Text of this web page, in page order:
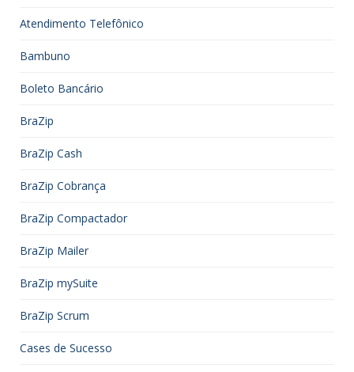
Atendimento Telefônico
Bambuno
Boleto Bancário
BraZip
BraZip Cash
BraZip Cobrança
BraZip Compactador
BraZip Mailer
BraZip mySuite
BraZip Scrum
Cases de Sucesso